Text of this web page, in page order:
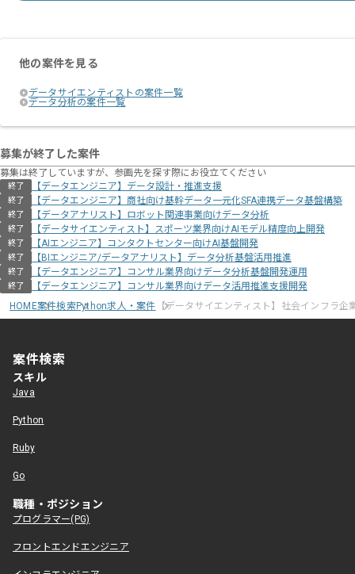
他の案件を見る
データサイエンティストの案件一覧
データ分析の案件一覧
募集が終了した案件
募集は終了していますが、参画先を探す際にお役立てください
終了 【データエンジニア】データ設計・推進支援
終了 【データエンジニア】商社向け基幹データ一元化SFA連携データ基盤構築
終了 【データアナリスト】ロボット関連事業向けデータ分析
終了 【データサイエンティスト】スポーツ業界向けAIモデル精度向上開発
終了 【AIエンジニア】コンタクトセンター向けAI基盤開発
終了 【BIエンジニア/データアナリスト】データ分析基盤活用推進
終了 【データエンジニア】コンサル業界向けデータ分析基盤開発運用
終了
【データエンジニア】コンサル業界向けデータ活用推進支援開発
HOME案件検索Python求人・案件 【データサイエンティスト】社会インフラ
案件検索
スキル
Java
Python
Ruby
Go
職種・ポジション
プログラマー(PG)
フロントエンドエンジニア